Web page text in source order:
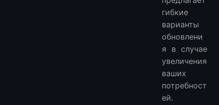
гибкие
варианты
обновлени
я в случае
увеличения
ваших
потребност
ей.